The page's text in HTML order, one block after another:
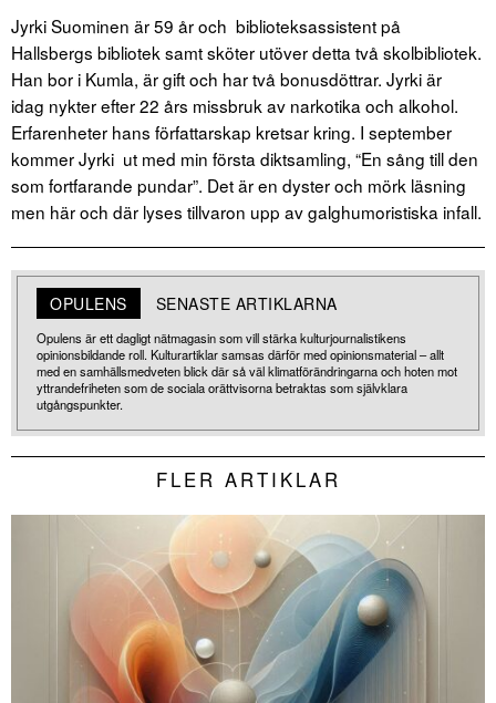
Jyrki Suominen är 59 år och biblioteksassistent på
Hallsbergs bibliotek samt sköter utöver detta två skolbibliotek.
Han bor i Kumla, är gift och har två bonusdöttrar. Jyrki är
idag nykter efter 22 års missbruk av narkotika och alkohol.
Erfarenheter hans författarskap kretsar kring. I september
kommer Jyrki ut med min första diktsamling, “En sång till den
som fortfarande pundar”. Det är en dyster och mörk läsning
men här och där lyses tillvaron upp av galghumoristiska infall.
OPULENS SENASTE ARTIKLARNA
Opulens är ett dagligt nätmagasin som vill stärka kulturjournalistikens
opinionsbildande roll. Kulturartiklar samsas därför med opinionsmaterial – allt
med en samhällsmedveten blick där så väl klimatförändringarna och hoten mot
yttrandefriheten som de sociala orättvisorna betraktas som självklara
utgångspunkter.
FLER ARTIKLAR